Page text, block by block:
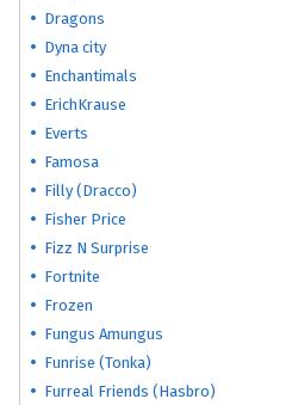
Dragons
Dyna city
Enchantimals
ErichKrause
Everts
Famosa
Filly (Dracco)
Fisher Price
Fizz N Surprise
Fortnite
Frozen
Fungus Amungus
Funrise (Tonka)
Furreal Friends (Hasbro)